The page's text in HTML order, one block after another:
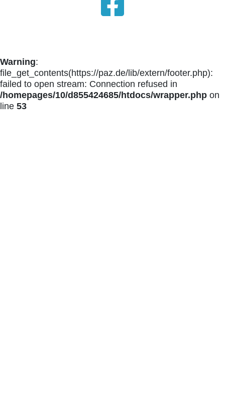
Warning:
file_get_contents(https://paz.de/lib/extern/footer.php):
failed to open stream: Connection refused in
/homepages/10/d855424685/htdocs/wrapper.php on
line 53